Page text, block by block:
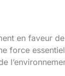
en faveur
force